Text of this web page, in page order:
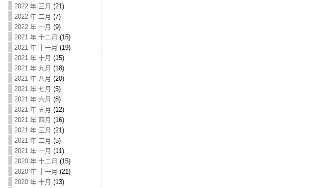
2022 年 三月 (21)
2022 年 二月 (7)
2022 年 一月 (9)
2021 年 十二月 (15)
2021 年 十一月 (19)
2021 年 十月 (15)
2021 年 九月 (18)
2021 年 八月 (20)
2021 年 七月 (5)
2021 年 六月 (8)
2021 年 五月 (12)
2021 年 四月 (16)
2021 年 三月 (21)
2021 年 二月 (5)
2021 年 一月 (11)
2020 年 十二月 (15)
2020 年 十一月 (21)
2020 年 十月 (13)